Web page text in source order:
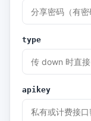
type
apikey